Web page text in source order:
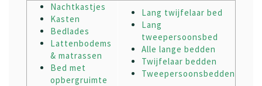
Nachtkastjes
Kasten
Bedlades
Lattenbodems
& matrassen
Bed met
opbergruimte
Lang twijfelaar bed
Lang
tweepersoonsbed
Alle lange bedden
Twijfelaar bedden
Tweepersoonsbedden